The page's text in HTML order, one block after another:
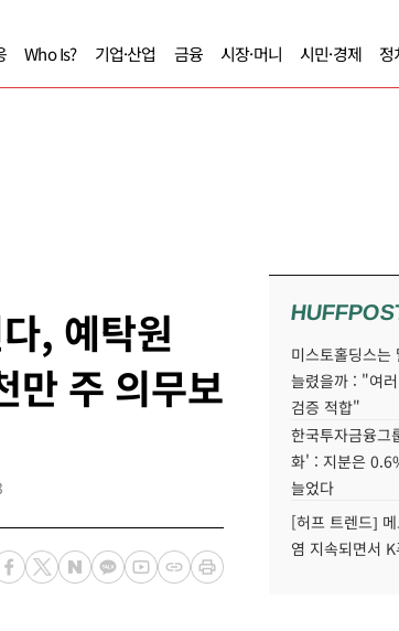
Who Is? 기업·산업 금융 시장·머니 시민·경제 정
, 예탁원
주 의무보
미스토홀딩스는
늘렸을까 : "여
검증 적합"
한국투자금융그
화' : 지분은
늘었다
[허프 트렌드]
염 지속되면서